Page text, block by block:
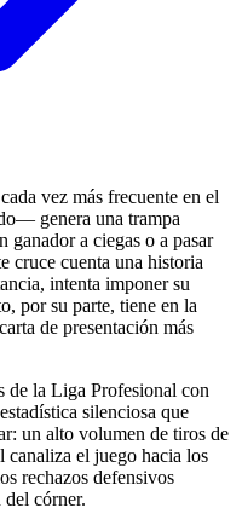
vez más frecuente en el
genera una trampa
ganador a ciegas o a pasar
cruce cuenta una historia
intenta imponer su
por su parte, tiene en la
de presentación más
de la Liga Profesional con
silenciosa que
un alto volumen de tiros de
canaliza el juego hacia los
rechazos defensivos
córner.